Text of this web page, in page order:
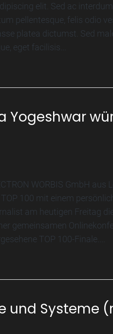
elit. Sed ac
pellentesque, felis odio
platea dictumst. Sed
eget facilisis...
Yogeshwar
WORBIS GmbH aus
100 mit einem
am heutigen Freitag
gemeinsamen
TOP 100-Finale....
und Systeme